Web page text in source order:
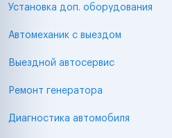
Установка доп. оборудования
Автомеханик с выездом
Выездной автосервис
Ремонт генератора
Диагностика автомобиля